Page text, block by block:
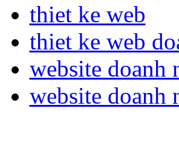
thiet ke web
thiet ke web
website doanh
website doanh